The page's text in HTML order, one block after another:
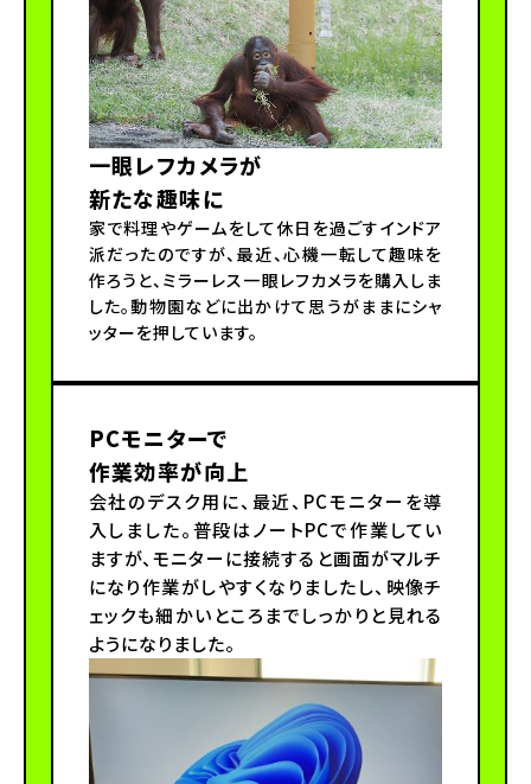
一眼レフカメラが
新たな趣味に
家で料理やゲームをして休日を過ごすインドア
派だったのですが、最近、心機一転して趣味を
作ろうと、ミラーレス一眼レフカメラを購入しま
した。動物園などに出かけて思うがままにシャ
ッターを押しています。
PCモニターで
作業効率が向上
会社のデスク用に、最近、PCモニターを導
入しました。普段はノートPCで作業してい
ますが、モニターに接続すると画面がマルチ
になり作業がしやすくなりましたし、映像チ
ェックも細かいところまでしっかりと見れる
ようになりました。